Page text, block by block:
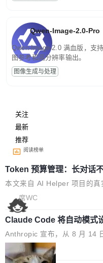
Qwen-Image-2.0-Pro
Qwen-Image-2.0 满血版，支
图参考和高分辨率输出。
图像生成与处理
关注
最新
推荐
阅读榜单
Token 预算管理：长对话
本文来自 AI Helper 项目的真
elper 是一个开源的 Chrome
用 ReAct 推理循环架构，内
多轮工具调用和复杂任务拆解
的 Token 雪崩 ReAct 架构的
观察"循环。每一轮循环，AI
果、把结果追加到消息历史中
席WC
Claude Code 将自动模式
人类审批只抓到 13.6% 危
Anthropic 宣布，从 8 月 14
e 在 Pro、Max、Team 计划
模式（auto mode）。这个决
局